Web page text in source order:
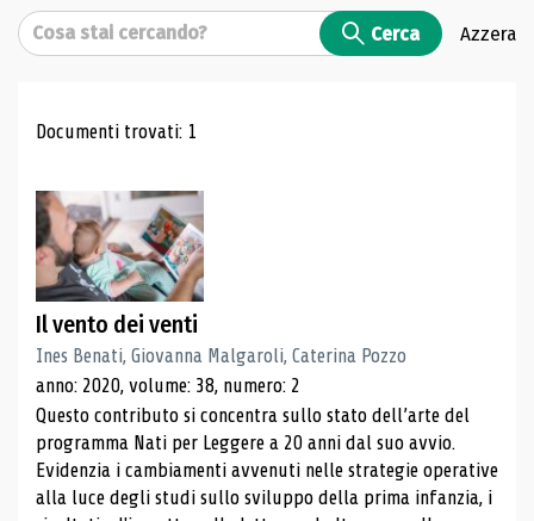
Cerca Cerca Azzera
Risultati di ricerca
Documenti trovati: 1
Il vento dei venti
Ines Benati, Giovanna Malgaroli, Caterina Pozzo
anno: 2020, volume: 38, numero: 2
Questo contributo si concentra sullo stato dell’arte del
programma Nati per Leggere a 20 anni dal suo avvio.
Evidenzia i cambiamenti avvenuti nelle strategie operative
alla luce degli studi sullo sviluppo della prima infanzia, i